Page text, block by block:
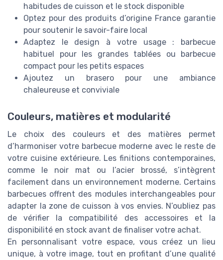
habitudes de cuisson et le stock disponible
Optez pour des produits d’origine France garantie
pour soutenir le savoir-faire local
Adaptez le design à votre usage : barbecue
habituel pour les grandes tablées ou barbecue
compact pour les petits espaces
Ajoutez un brasero pour une ambiance
chaleureuse et conviviale
Couleurs, matières et modularité
Le choix des couleurs et des matières permet
d’harmoniser votre barbecue moderne avec le reste de
votre cuisine extérieure. Les finitions contemporaines,
comme le noir mat ou l’acier brossé, s’intègrent
facilement dans un environnement moderne. Certains
barbecues offrent des modules interchangeables pour
adapter la zone de cuisson à vos envies. N’oubliez pas
de vérifier la compatibilité des accessoires et la
disponibilité en stock avant de finaliser votre achat.
En personnalisant votre espace, vous créez un lieu
unique, à votre image, tout en profitant d’une qualité